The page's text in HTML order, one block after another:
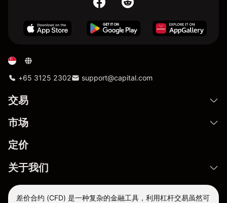
+65 3125 2302 support@capital.com
交易
市场
定价
关于我们
差价合约 (CFD) 是一种复杂的金融工具，利用杠杆交易虽然可